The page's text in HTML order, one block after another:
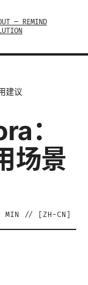
— REMIND
建议
：
场景
MIN // [ ZH-CN